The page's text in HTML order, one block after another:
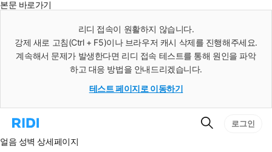
본문 바로가기
리디 접속이 원활하지 않습니다.
강제 새로 고침(Ctrl + F5)이나 브라우저 캐시 삭제를 진행해주세요.
계속해서 문제가 발생한다면 리디 접속 테스트를 통해 원인을 파악
하고 대응 방법을 안내드리겠습니다.
테스트 페이지로 이동하기
리
홈
검
로그인
얼음 성벽 상세페이지